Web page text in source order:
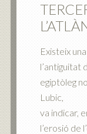
Existeix
l’antiguitat
egiptòleg
Lubic,
va indicar,
l’erosió de